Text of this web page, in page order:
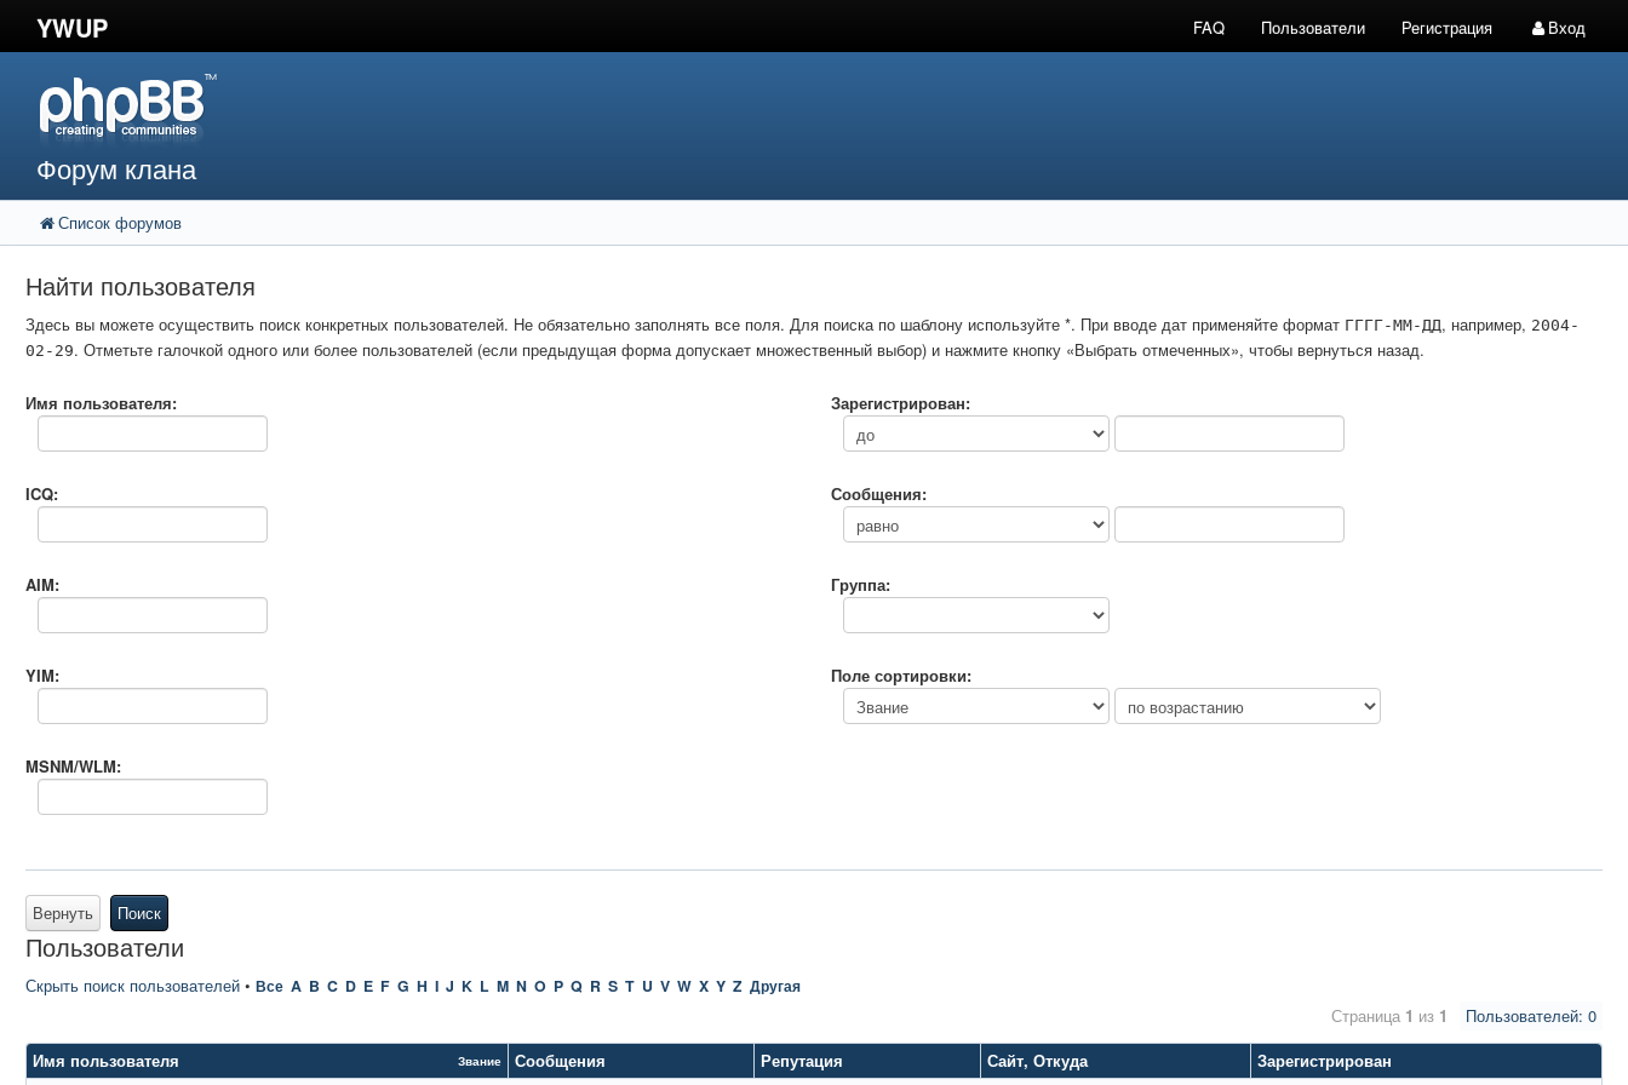
YWUP FAQ Пользователи Регистрация Вход
Форум клана
Список форумов
Найти пользователя
Здесь вы можете осуществить поиск конкретных пользователей. Не обязательно заполнять все поля. Для поиска по шаблону используйте *. При вводе дат применяйте формат ГГГГ-ММ-ДД, например, 2004-
02-29. Отметьте галочкой одного или более пользователей (если предыдущая форма допускает множественный выбор) и нажмите кнопку «Выбрать отмеченных», чтобы вернуться назад.
Имя пользователя:
ICQ:
AIM:
YIM:
MSNM/WLM:
Зарегистрирован:
Сообщения:
Группа:
Поле сортировки:
Вернуть Поиск
Пользователи
Скрыть поиск пользователей • Все A B C D E F G H I J K L M N O P Q R S T U V W X Y Z Другая
Пользователей: 0
Страница 1 из 1
Имя пользователя
Звание Сообщения Репутация Сайт, Откуда
Зарегистрирован